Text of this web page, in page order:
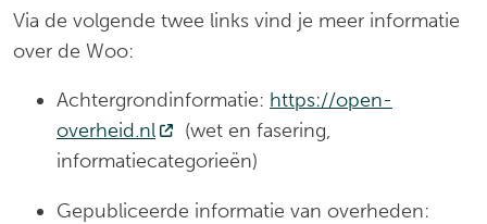
Via de volgende twee links vind je meer informatie
over de Woo:
Achtergrondinformatie: https://open-
overheid.nl(Deze link gaat naar een externe
(wet en fasering,
informatiecategorieën)
Gepubliceerde informatie van overheden: